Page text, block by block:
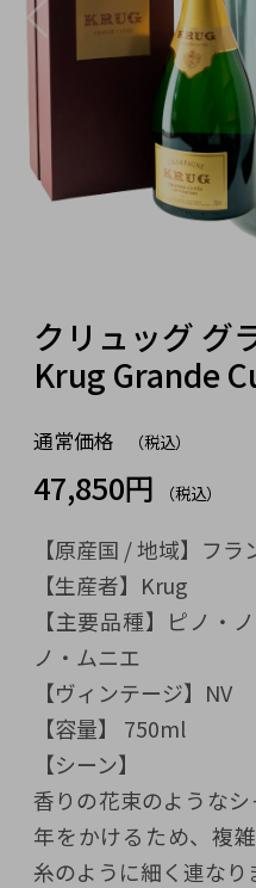
クリュッグ グ
Krug Grande
通常価格 （税込）
47,850円 （税込）
【原産国 / 地域】フ
【生産者】Krug
【主要品種】ピノ・
ノ・ムニエ
【ヴィンテージ】NV
【容量】 750ml
【シーン】
香りの花束のような
年をかけるため、複
糸のように細く連なり